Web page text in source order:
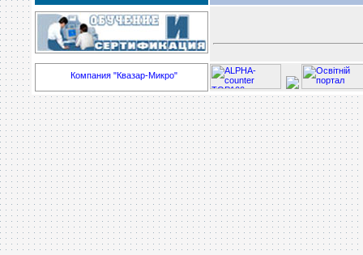
Компания "Квазар-Микро"